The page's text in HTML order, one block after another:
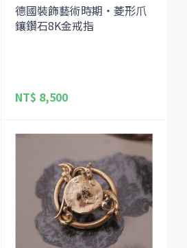
德國裝飾藝術時期・菱形爪
鑲鑽石8K金戒指
NT$ 8,500